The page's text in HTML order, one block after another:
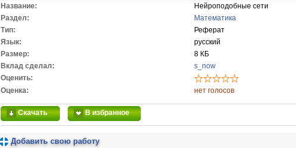
Название:
Нейроподобные сети
Раздел:
Математика
Тип:
Реферат
Язык:
русский
Размер:
8 КБ
Вклад сделал:
s_now
Оценить:
Оценка:
нет голосов
Скачать В избранное
Добавить свою работу